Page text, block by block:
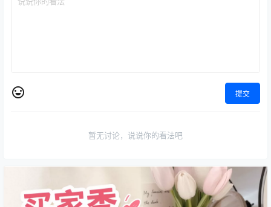
提交
暂无讨论，说说你的看法吧